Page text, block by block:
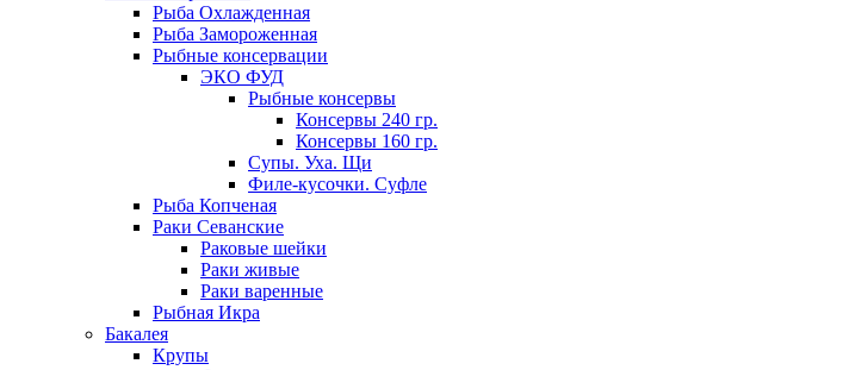
Рыба Охлажденная
Рыба Замороженная
Рыбные консервации
ЭКО ФУД
Рыбные консервы
Консервы 240 гр.
Консервы 160 гр.
Супы. Уха. Щи
Филе-кусочки. Суфле
Рыба Копченая
Раки Севанские
Раковые шейки
Раки живые
Раки варенные
Рыбная Икра
Бакалея
Крупы